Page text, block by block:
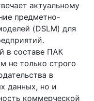
актуальному
предметно-
(DSLM) для
в составе ПАК
не только строго
в
данных, но и
коммерческой